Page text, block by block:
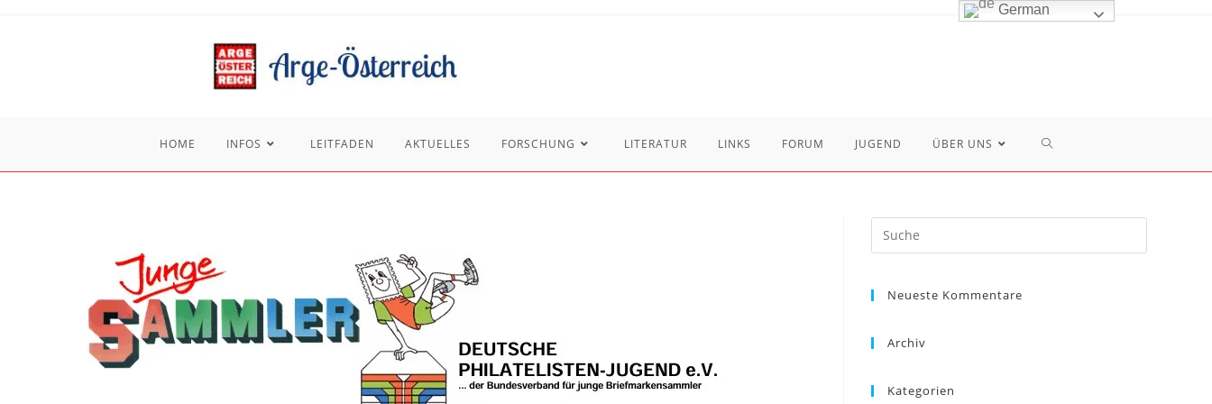
HOME INFOS LEITFADEN AKTUELLES FORSCHUNG LITERATUR LINKS FORUM JUGEND ÜBER UNS TOGGLE
SEARCH
Neueste Kommentare
Archiv
Kategorien
German